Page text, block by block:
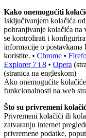
Kako onemogućiti
Isključivanjem kolačića
pohranjivanje kolačića na
se kontrolirati i
informacije o
koristite. • Chrome •
Explorer 7 i 8 • Opera
(stranica na engleskom)
Ako onemogućite
funkcionalnosti na web
Što su privremeni
Privremeni kolačići ili
zatvaranju internet
privremene podatke,